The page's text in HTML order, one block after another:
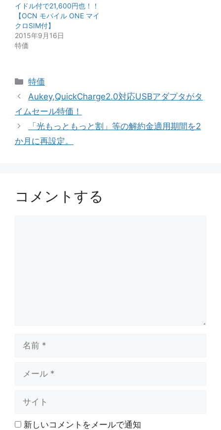
イドル付で21,600円也！！
【OCN モバイル ONE マイ
クロSIM付】
2015年9月16日
特価
カ
テ
リ
ー
特価
Aukey,QuickCharge2.0対応USBアダプタがタ
イムセール特価！
「光もっともっと割」等の解約金適用期間を2
か月に再設定。
コメントする
ト 新しいコメントをメールで通知